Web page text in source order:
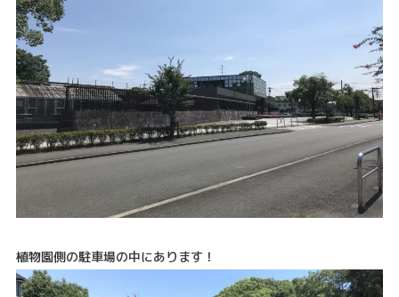
植物園側の駐車場の中にあります！